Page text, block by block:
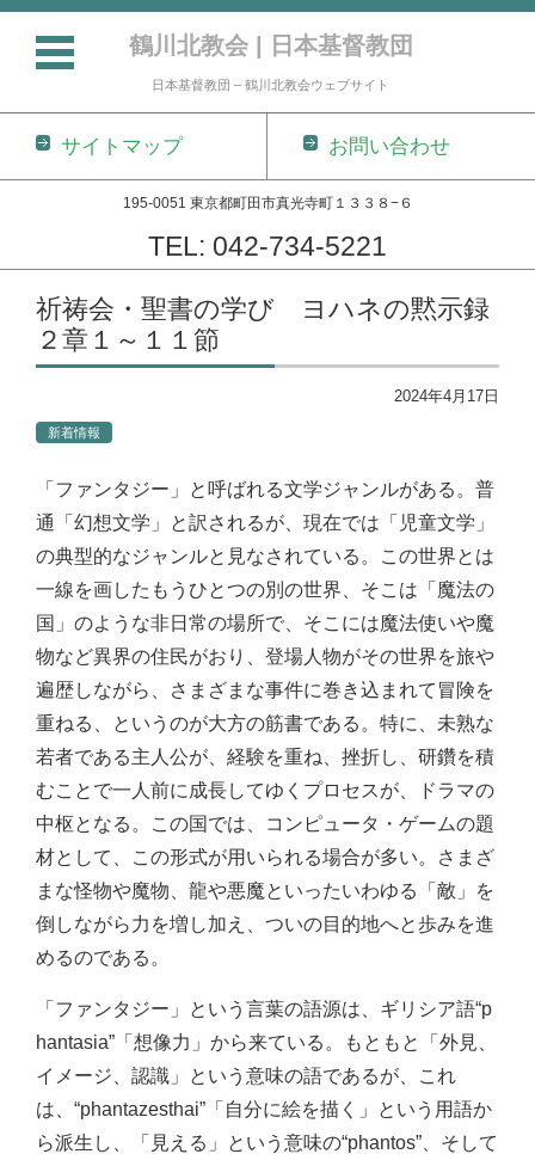
鶴川北教会 | 日本基督教団
日本基督教団 – 鶴川北教会ウェブサイト
サイトマップ お問い合わせ
195-0051 東京都町田市真光寺町１３３８−６
TEL: 042-734-5221
コンテンツに移動
祈祷会・聖書の学び ヨハネの黙示録
２章１～１１節
2024年4月17日
新着情報
「ファンタジー」と呼ばれる文学ジャンルがある。普
通「幻想文学」と訳されるが、現在では「児童文学」
の典型的なジャンルと見なされている。この世界とは
一線を画したもうひとつの別の世界、そこは「魔法の
国」のような非日常の場所で、そこには魔法使いや魔
物など異界の住民がおり、登場人物がその世界を旅や
遍歴しながら、さまざまな事件に巻き込まれて冒険を
重ねる、というのが大方の筋書である。特に、未熟な
若者である主人公が、経験を重ね、挫折し、研鑽を積
むことで一人前に成長してゆくプロセスが、ドラマの
中枢となる。この国では、コンピュータ・ゲームの題
材として、この形式が用いられる場合が多い。さまざ
まな怪物や魔物、龍や悪魔といったいわゆる「敵」を
倒しながら力を増し加え、ついの目的地へと歩みを進
めるのである。
「ファンタジー」という言葉の語源は、ギリシア語“p
hantasia”「想像力」から来ている。もともと「外見、
イメージ、認識」という意味の語であるが、これ
は、“phantazesthai”「自分に絵を描く」という用語か
ら派生し、「見える」という意味の“phantos”、そして